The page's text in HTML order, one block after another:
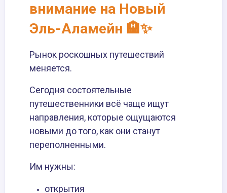
внимание на Новый
Эль-Аламейн 🏨✨
Рынок роскошных путешествий
меняется.
Сегодня состоятельные
путешественники всё чаще ищут
направления, которые ощущаются
новыми до того, как они станут
переполненными.
Им нужны:
открытия